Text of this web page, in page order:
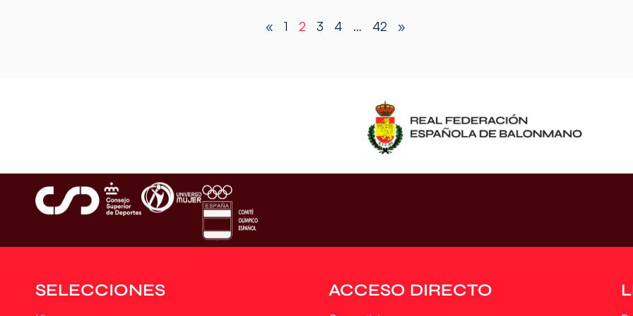
« 1 2 3 4 … 42 »
SELECCIONES ACCESO DIRECTO